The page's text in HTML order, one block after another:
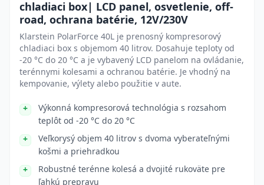
chladiaci box| LCD panel, osvetlenie, off-
road, ochrana batérie, 12V/230V
Klarstein PolarForce 40L je prenosný kompresorový
chladiaci box s objemom 40 litrov. Dosahuje teploty od
-20 °C do 20 °C a je vybavený LCD panelom na ovládanie,
terénnymi kolesami a ochranou batérie. Je vhodný na
kempovanie, výlety alebo použitie v aute.
Výkonná kompresorová technológia s rozsahom
teplôt od -20 °C do 20 °C
Veľkorysý objem 40 litrov s dvoma vyberateľnými
košmi a priehradkou
Robustné terénne kolesá a dvojité rukoväte pre
ľahkú prepravu